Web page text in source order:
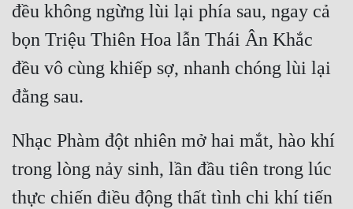
đều không ngừng lùi lại phía sau, ngay cả
bọn Triệu Thiên Hoa lẫn Thái Ân Khắc
đều vô cùng khiếp sợ, nhanh chóng lùi lại
đằng sau.
Nhạc Phàm đột nhiên mở hai mắt, hào khí
trong lòng nảy sinh, lần đầu tiên trong lúc
thực chiến điều động thất tình chi khí tiến